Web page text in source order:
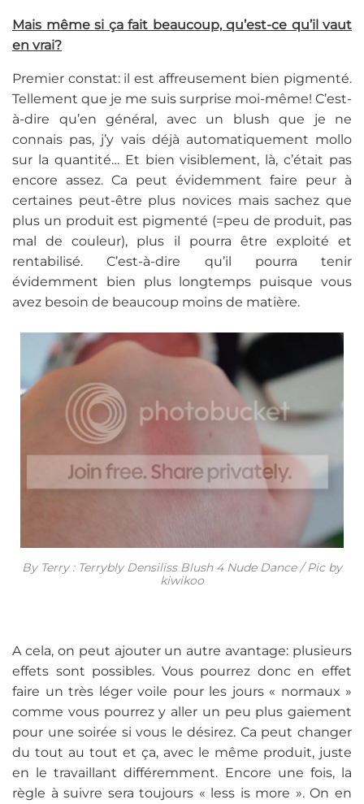
Mais même si ça fait beaucoup, qu’est-ce qu’il vaut
en vrai?
Premier constat: il est affreusement bien pigmenté.
Tellement que je me suis surprise moi-même! C’est-
à-dire qu’en général, avec un blush que je ne
connais pas, j’y vais déjà automatiquement mollo
sur la quantité… Et bien visiblement, là, c’était pas
encore assez. Ca peut évidemment faire peur à
certaines peut-être plus novices mais sachez que
plus un produit est pigmenté (=peu de produit, pas
mal de couleur), plus il pourra être exploité et
rentabilisé. C’est-à-dire qu’il pourra tenir
évidemment bien plus longtemps puisque vous
avez besoin de beaucoup moins de matière.
By Terry : Terrybly Densiliss Blush 4 Nude Dance / Pic by
kiwikoo
A cela, on peut ajouter un autre avantage: plusieurs
effets sont possibles. Vous pourrez donc en effet
faire un très léger voile pour les jours « normaux »
comme vous pourrez y aller un peu plus gaiement
pour une soirée si vous le désirez. Ca peut changer
du tout au tout et ça, avec le même produit, juste
en le travaillant différemment. Encore une fois, la
règle à suivre sera toujours « less is more ». On en